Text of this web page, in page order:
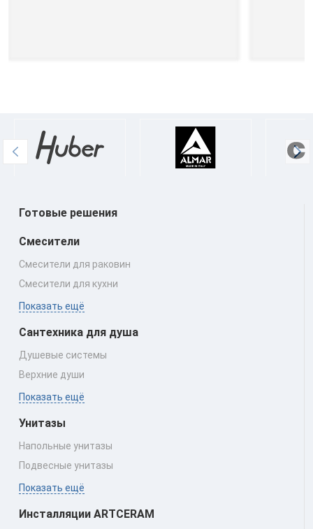
Готовые решения
Смесители
Смесители для раковин
Смесители для кухни
Показать ещё
Сантехника для душа
Душевые системы
Верхние души
Показать ещё
Унитазы
Напольные унитазы
Подвесные унитазы
Показать ещё
Инсталляции ARTCERAM